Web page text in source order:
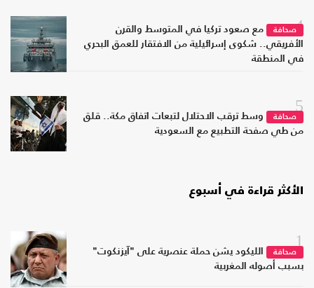
4صحافة
مع صعود تركيا في المتوسط والقرن
الأفريقي.. شكوى إسرائيلية من الافتقار للعمق البحري
في المنطقة
5
صحافة
وسط ترقب الاحتلال لتبعات اتفاق مكة.. قلق
من طي صفحة التطبيع مع السعودية
الأكثر قراءة في أسبوع
1
صحافة
الليكود يشن حملة عنصرية على "آيزنكوت"
بسبب أصوله المغربية